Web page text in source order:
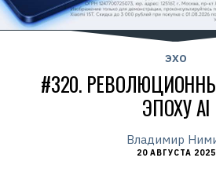
ЭХО
#320.
ЭПОХУ AI
Владимир
20 АВГУСТА 2025